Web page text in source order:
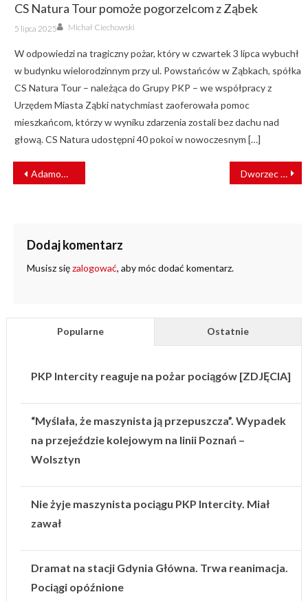
CS Natura Tour pomoże pogorzelcom z Ząbek
Posted
on
5 lipca 2025 Author
Michał Ciechowski
W odpowiedzi na tragiczny pożar, który w czwartek 3 lipca wybuchł
w budynku wielorodzinnym przy ul. Powstańców w Ząbkach, spółka
CS Natura Tour – należąca do Grupy PKP – we współpracy z
Urzędem Miasta Ząbki natychmiast zaoferowała pomoc
mieszkańcom, którzy w wyniku zdarzenia zostali bez dachu nad
głową. CS Natura udostępni 40 pokoi w nowoczesnym […]
NAWIGACJA
WPISU
Adamowo: Samochód osobowy wjechał pod szynobus [ZDJĘCIA] Dworzec Junikowo w Poznaniu zyska nowe zadaszenie
Dodaj komentarz
Musisz sięzalogować, aby móc dodać komentarz.
Popularne Ostatnie
PKP Intercity reaguje na pożar pociągów [ZDJĘCIA]
“Myślała, że maszynista ją przepuszcza”. Wypadek
na przejeździe kolejowym na linii Poznań –
Wolsztyn
Nie żyje maszynista pociągu PKP Intercity. Miał
zawał
Dramat na stacji Gdynia Główna. Trwa reanimacja.
Pociągi opóźnione